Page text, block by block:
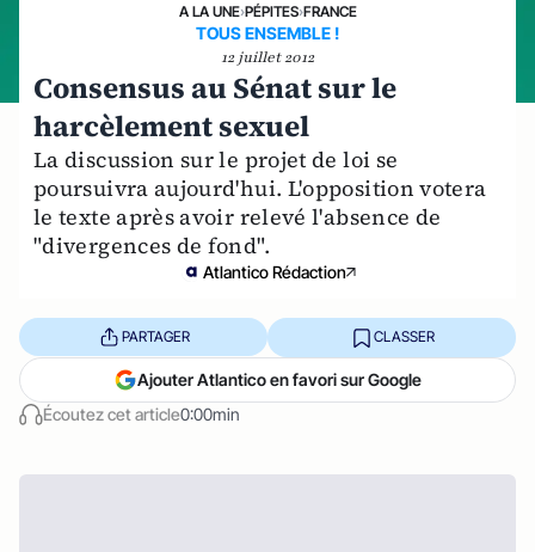
A LA UNE›PÉPITES›FRANCE
TOUS ENSEMBLE !
12 juillet 2012
Consensus au Sénat sur le
harcèlement sexuel
La discussion sur le projet de loi se
poursuivra aujourd'hui. L'opposition votera
le texte après avoir relevé l'absence de
"divergences de fond".
Atlantico Rédaction
Écoutez cet article0:00min
PARTAGER CLASSER
Ajouter Atlantico en favori sur Google